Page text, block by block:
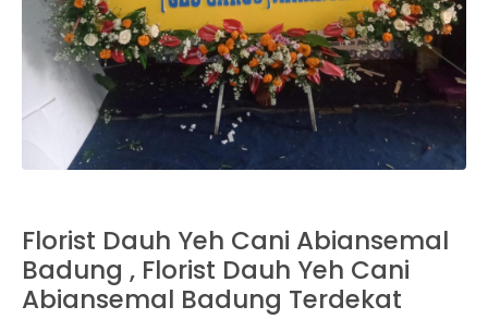
Florist Dauh Yeh Cani Abiansemal
Badung , Florist Dauh Yeh Cani
Abiansemal Badung Terdekat